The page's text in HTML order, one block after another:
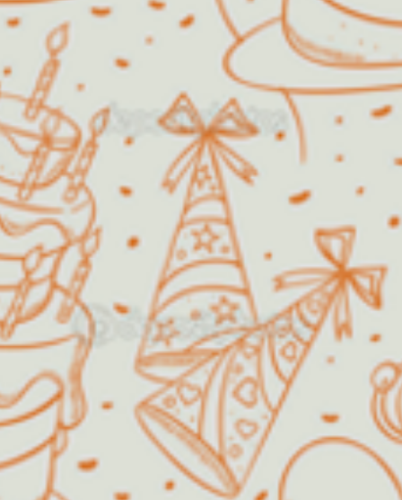
Horário de funcionamento:
Segunda a Sexta
14h00 as
Fins de semana /
Feriados
Agendar!